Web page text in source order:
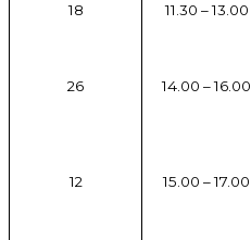
18 11.30 – 13.00
26 14.00 – 16.00
12 15.00 – 17.00